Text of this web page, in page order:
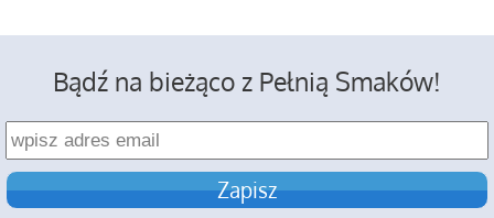
Bądź na bieżąco z Pełnią Smaków!